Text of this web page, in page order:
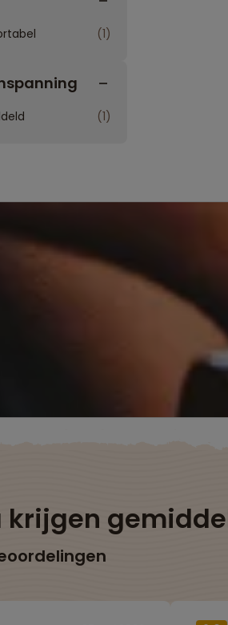
1
1
krijgen